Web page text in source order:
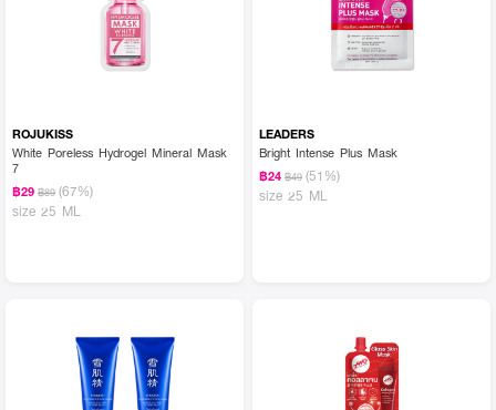
ROJUKISS
White Poreless Hydrogel Mineral Mask
7
฿29 ฿89 (67%)
size 25 ML
LEADERS
Bright Intense Plus Mask
฿24 ฿49 (51%)
size 25 ML